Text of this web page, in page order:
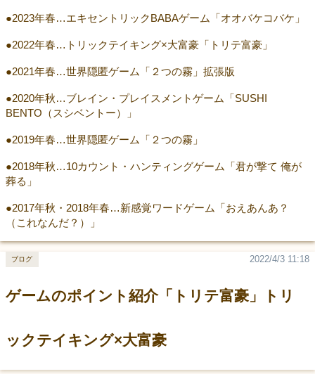
●2023年春…エキセントリックBABAゲーム「オオバケコバケ」
●2022年春…トリックテイキング×大富豪「トリテ富豪」
●2021年春…世界隠匿ゲーム「２つの霧」拡張版
●2020年秋…ブレイン・プレイスメントゲーム「SUSHI
BENTO（スシベントー）」
●2019年春…世界隠匿ゲーム「２つの霧」
●2018年秋…10カウント・ハンティングゲーム「君が撃て 俺が
葬る」
●2017年秋・2018年春…新感覚ワードゲーム「おえあんあ？
（これなんだ？）」
ゲームのポイント紹介「トリテ富豪」トリ
ックテイキング×大富豪
2022/4/3 11:18
ブログ